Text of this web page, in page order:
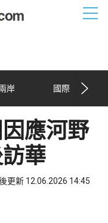
岸 國際
應河野
華
更新 12.06.2026 14:45